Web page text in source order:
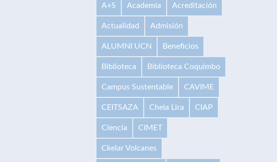
A+S Academia Acreditación
Actualidad Admisión
ALUMNI UCN Beneficios
Biblioteca Biblioteca Coquimbo
Campus Sustentable CAVIME
CEITSAZA Chela Lira CIAP
Ciencia CIMET
Ckelar Volcanes